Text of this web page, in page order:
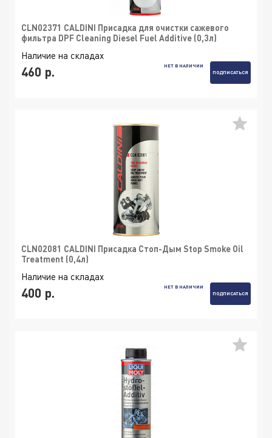
CLN02371 CALDINI Присадка для очистки сажевого
фильтра DPF Cleaning Diesel Fuel Additive (0,3л)
Наличие на складах
460 р.
НЕТ В НАЛИЧИИ
ПОДПИСАТЬСЯ
CLN02081 CALDINI Присадка Стоп-Дым Stop Smoke Oil
Treatment (0,4л)
Наличие на складах
400 р.
НЕТ В НАЛИЧИИ
ПОДПИСАТЬСЯ